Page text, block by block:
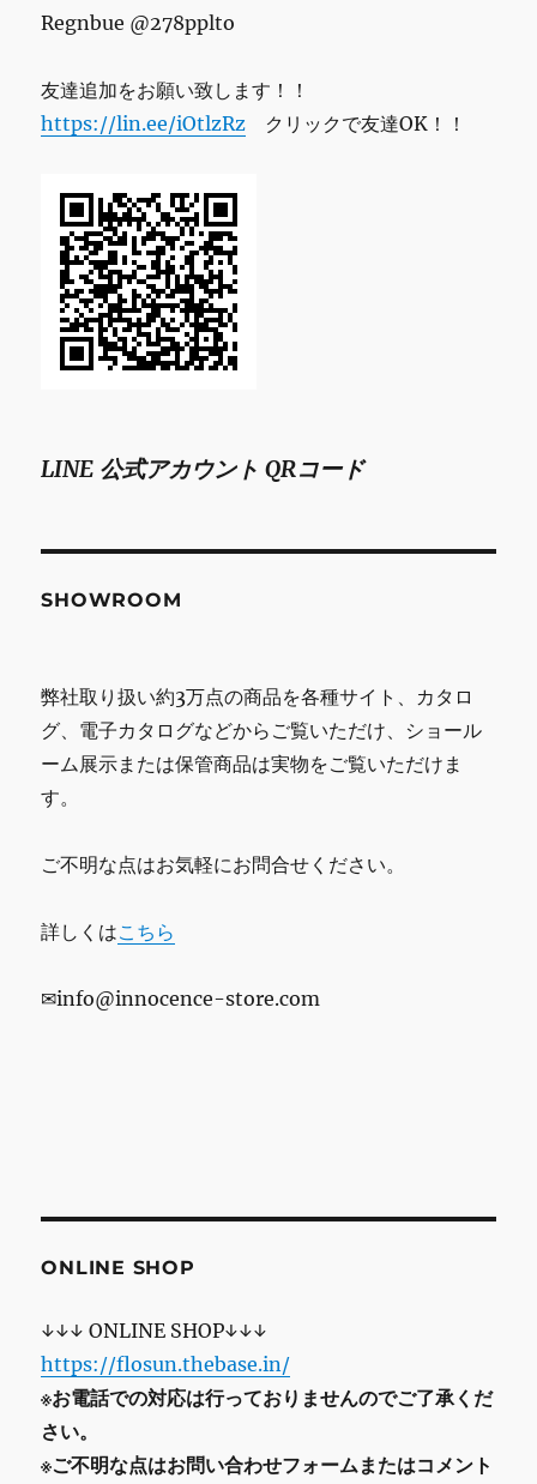
Regnbue @278pplto
友達追加をお願い致します！！
https://lin.ee/iOtlzRz クリックで友達OK！！
LINE 公式アカウント QRコード
SHOWROOM
弊社取り扱い約3万点の商品を各種サイト、カタロ
グ、電子カタログなどからご覧いただけ、ショール
ーム展示または保管商品は実物をご覧いただけま
す。
ご不明な点はお気軽にお問合せください。
詳しくはこちら
✉info@innocence-store.com
ONLINE SHOP
↓↓↓ ONLINE SHOP↓↓↓
https://flosun.thebase.in/
※お電話での対応は行っておりませんのでご了承くだ
さい。
※ご不明な点はお問い合わせフォームまたはコメント